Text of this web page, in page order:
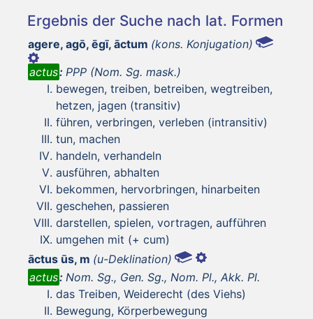
Ergebnis der Suche nach lat. Formen
agere, agō, ēgī, āctum (kons. Konjugation)
actus: PPP (Nom. Sg. mask.)
bewegen, treiben, betreiben, wegtreiben,
hetzen, jagen (transitiv)
führen, verbringen, verleben (intransitiv)
tun, machen
handeln, verhandeln
ausführen, abhalten
bekommen, hervorbringen, hinarbeiten
geschehen, passieren
darstellen, spielen, vortragen, aufführen
umgehen mit (+ cum)
āctus ūs, m (u-Deklination)
actus: Nom. Sg., Gen. Sg., Nom. Pl., Akk. Pl.
das Treiben, Weiderecht (des Viehs)
Bewegung, Körperbewegung